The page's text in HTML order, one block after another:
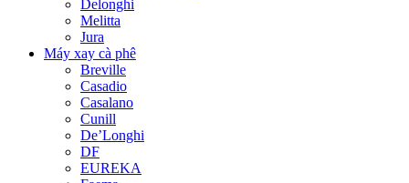
Delonghi
Melitta
Jura
Máy xay cà phê
Breville
Casadio
Casalano
Cunill
De’Longhi
DF
EUREKA